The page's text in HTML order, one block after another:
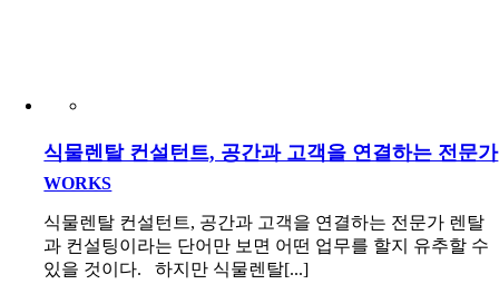
식물렌탈 컨설턴트, 공간과 고객을 연결하는 전문가
WORKS
식물렌탈 컨설턴트, 공간과 고객을 연결하는 전문가 렌탈
과 컨설팅이라는 단어만 보면 어떤 업무를 할지 유추할 수
있을 것이다. 하지만 식물렌탈[...]